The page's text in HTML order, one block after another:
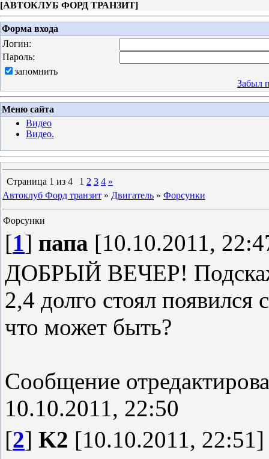
[АВТОКЛУБ ФОРД ТРАНЗИТ]
Форма входа
Логин:
Пароль:
запомнить
Забыл
Меню сайта
Видео
Видео.
Страница 1 из 4 1 2 3 4 »
Автоклуб Форд транзит » Двигатель » Форсунки
Форсунки
[1] папа [10.10.2011,
ДОБРЫЙ ВЕЧЕР!
2,4 долго стоял появился
что может быть?
Сообщение
10.10.2011, 22:50
[2] K2 [10.10.2011, 22:51]